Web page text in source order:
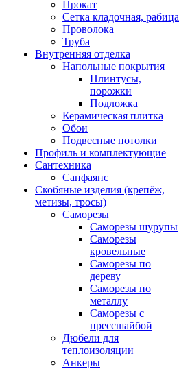
Прокат
Сетка кладочная, рабица
Проволока
Труба
Внутренняя отделка
Напольные покрытия
Плинтусы,
порожки
Подложка
Керамическая плитка
Обои
Подвесные потолки
Профиль и комплектующие
Сантехника
Санфаянс
Скобяные изделия (крепёж,
метизы, тросы)
Саморезы
Саморезы шурупы
Саморезы
кровельные
Саморезы по
дереву
Саморезы по
металлу
Саморезы с
прессшайбой
Дюбели для
теплоизоляции
Анкеры